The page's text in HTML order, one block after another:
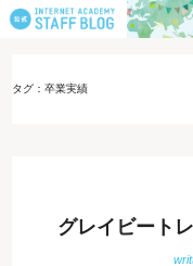
タグ：卒業実績
グレイビート